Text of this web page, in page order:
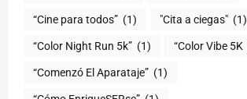
“Cine para todos” (1) "Cita a ciegas" (1)
“Color Night Run 5k” (1) “Color Vibe 5K
“Comenzó El Aparataje” (1)